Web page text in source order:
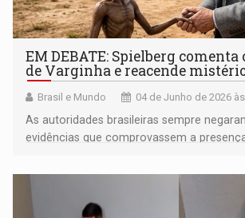
EM DEBATE: Spielberg comenta
de Varginha e reacende
Brasil e Mundo 04 de Junho de 2026
As autoridades brasileiras sempre
evidências que comprovassem a